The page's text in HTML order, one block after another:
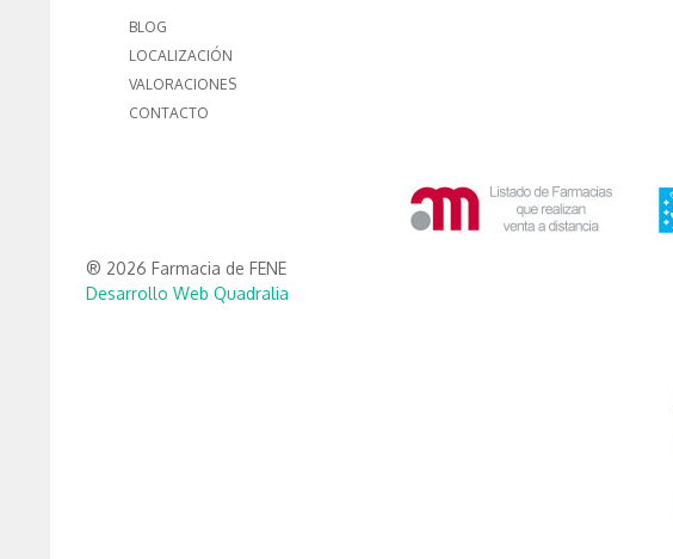
BLOG
LOCALIZACIÓN
VALORACIONES
CONTACTO
® 2026 Farmacia de FENE
Desarrollo Web Quadralia